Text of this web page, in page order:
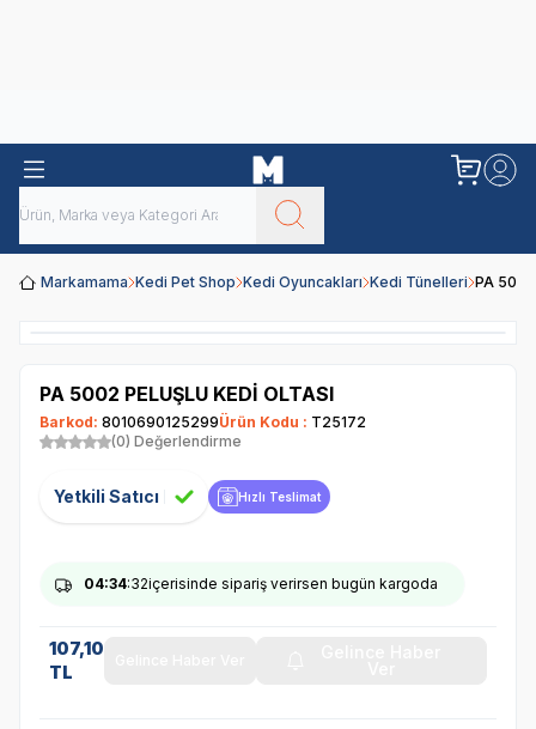
Markamama Kedi Pet Shop Kedi Oyuncakları Kedi Tünelleri PA 5002
PA 5002 PELUŞLU KEDİ OLTASI
Barkod: 8010690125299Ürün Kodu : T25172
(0) Değerlendirme
Yetkili Satıcı Hızlı Teslimat
04:34:32içerisinde sipariş verirsen bugün kargoda
107,10
TL